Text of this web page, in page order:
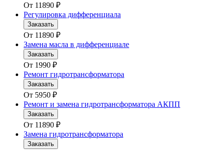
От 11890 ₽
Регулировка дифференциала
Заказать
От 11890 ₽
Замена масла в дифференциале
Заказать
От 1990 ₽
Ремонт гидротрансформатора
Заказать
От 5950 ₽
Ремонт и замена гидротрансформатора АКПП
Заказать
От 11890 ₽
Замена гидротрансформатора
Заказать